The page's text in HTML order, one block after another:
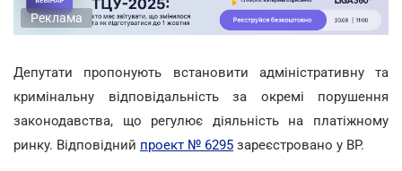
Реклама
Депутати пропонують встановити адміністративну та
кримінальну відповідальність за окремі порушення
законодавства, що регулює діяльність на платіжному
ринку. Відповідний проект № 6295 зареєстровано у ВР.